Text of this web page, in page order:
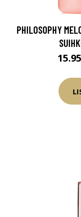
PHILOSOPHY